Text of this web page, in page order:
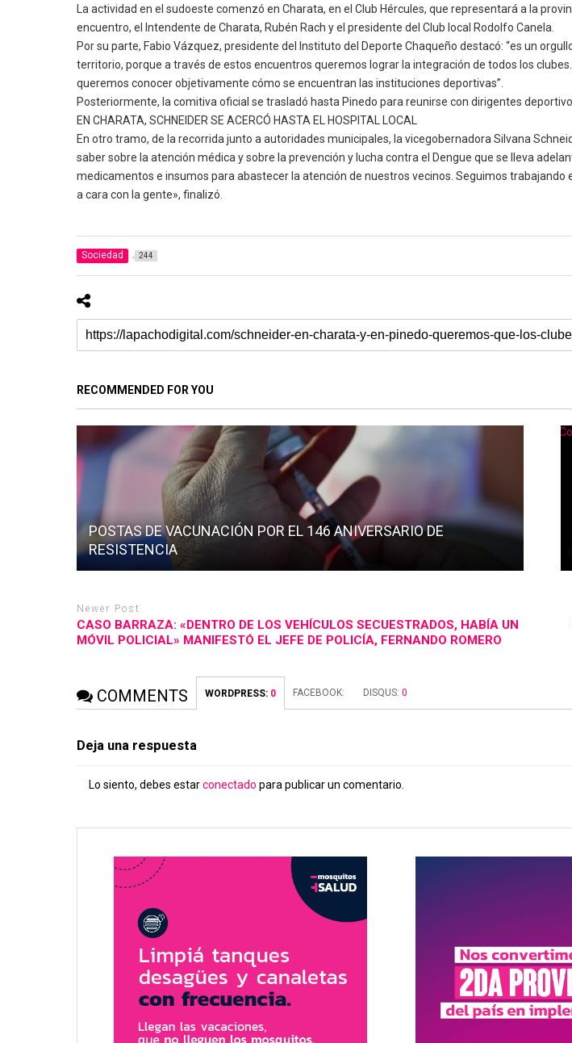
La actividad en el sudoeste comenzó en Charata, en el Club Hércules, que representará a la
encuentro, el Intendente de Charata, Rubén Rach y el presidente del Club local Rodolfo Canela.
Por su parte, Fabio Vázquez, presidente del Instituto del Deporte Chaqueño destacó: “es un
territorio, porque a través de estos encuentros queremos lograr la integración de todos los
queremos conocer objetivamente cómo se encuentran las instituciones deportivas”.
Posteriormente, la comitiva oficial se trasladó hasta Pinedo para reunirse con dirigentes
EN CHARATA, SCHNEIDER SE ACERCÓ HASTA EL HOSPITAL LOCAL
En otro tramo, de la recorrida junto a autoridades municipales, la vicegobernadora Silvana
saber sobre la atención médica y sobre la prevención y lucha contra el Dengue que se lleva
medicamentos e insumos para abastecer la atención de nuestros vecinos. Seguimos
a cara con la gente», finalizó.
Sociedad 244
RECOMMENDED FOR YOU
POSTAS DE VACUNACIÓN POR EL 146 ANIVERSARIO DE
RESISTENCIA
Newer Post
CASO BARRAZA: «DENTRO DE LOS VEHÍCULOS SECUESTRADOS, HABÍA UN
MÓVIL POLICIAL» MANIFESTÓ EL JEFE DE POLICÍA, FERNANDO ROMERO
COMMENTS WORDPRESS: 0 FACEBOOK: DISQUS:0
Deja una respuesta
Lo siento, debes estarconectado para publicar un comentario.